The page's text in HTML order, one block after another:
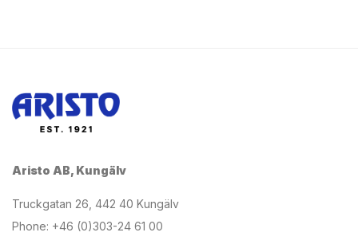
Aristo AB, Kungälv
Truckgatan 26, 442 40 Kungälv
Phone: +46 (0)303-24 61 00